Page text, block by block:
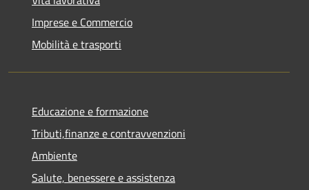
Imprese e Commercio
Mobilità e trasporti
Educazione e formazione
Tributi,finanze e contravvenzioni
Ambiente
Salute, benessere e assistenza